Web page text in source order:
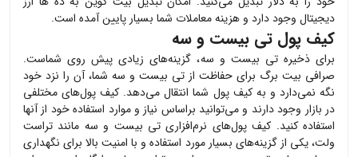
دیجیتال وجود دارد و هزینه معاملات شما بسیار پایین آمده است.
کیف پول تی بیست و سه
برای ذخیرهتی بیست و سه، گزینه‌های زیادی پیش روی شماست.
صرافی بیت برگ برای حفاظت از تی بیست و سه شما، آن را نزد خود
نگه نمی‌دارد و به کیف پول شما انتقال می‌دهد. کیف پول‌های مختلفی
در بازار وجود دارند و می‌توانید براساس نیاز و موارد استفاده خود از آنها
استفاده کنید. کیف پول‌های نرم‌افزاری تی بیست و سه مانند تراست
ولت، یکی از گزینه‌های بسیار مورد استفاده و با امنیت بالا برای نگهداری